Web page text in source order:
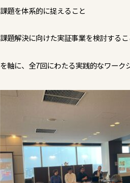
課題を体系的に捉えること
課題解決に向けた実証事業を検討するこ
を軸に、全7回にわたる実践的なワーク